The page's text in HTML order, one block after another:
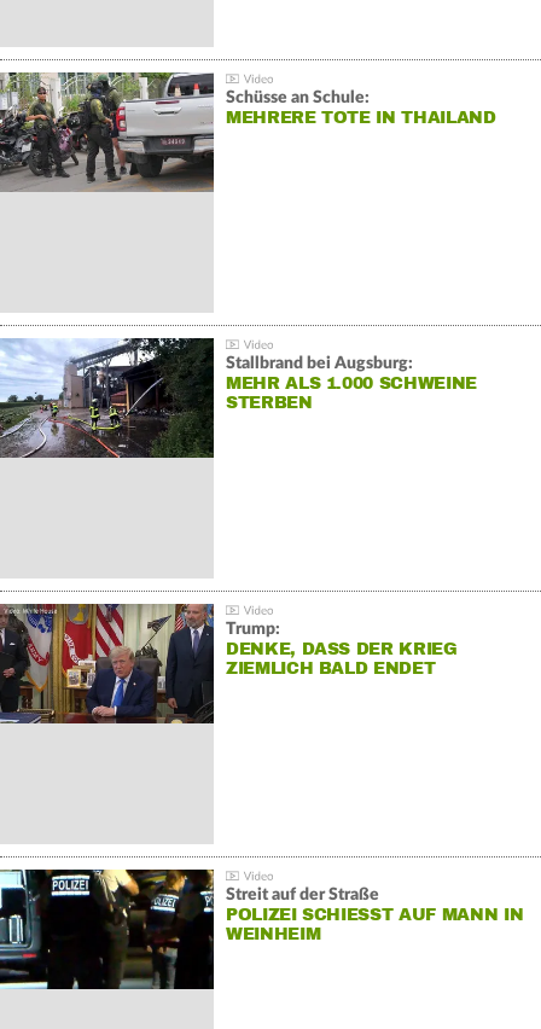
Schüsse an Schule:
MEHRERE TOTE IN THAILAND
Stallbrand bei Augsburg:
MEHR ALS 1.000 SCHWEINE
STERBEN
Trump:
DENKE, DASS DER KRIEG
ZIEMLICH BALD ENDET
Streit auf der Straße
POLIZEI SCHIESST AUF MANN IN W
EINHEIM